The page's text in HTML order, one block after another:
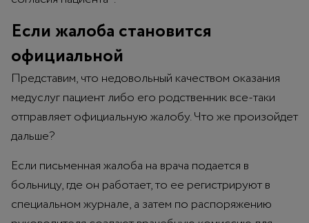
Если жалоба становится
официальной
Представим, что недовольный качеством оказания
медуслуг пациент либо его родственник все-таки
отправляет официальную жалобу. Что же произойдет
дальше?
Если письменная жалоба на врача подается в
больницу, где он работает, то ее регистрируют в
специальном журнале, а затем по распоряжению